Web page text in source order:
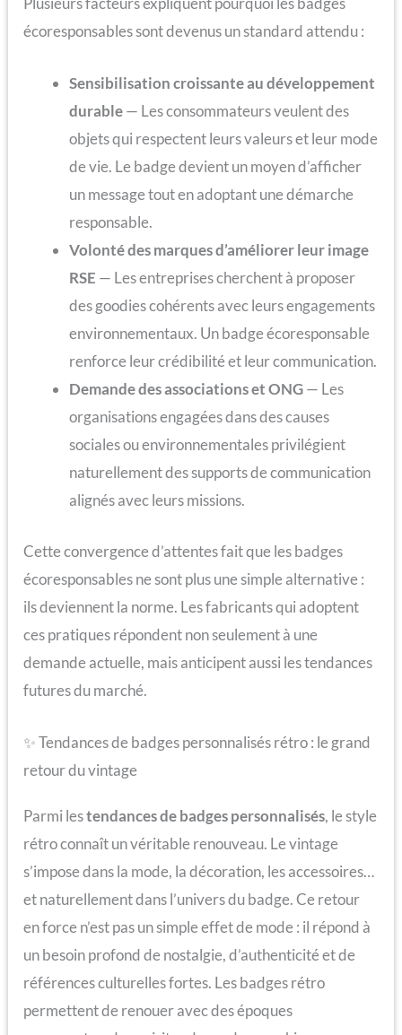
écoresponsables sont devenus un standard attendu :
Sensibilisation croissante au développement
durable— Les consommateurs veulent des
objets qui respectent leurs valeurs et leur mode
de vie. Le badge devient un moyen d’afficher
un message tout en adoptant une démarche
responsable.
Volonté des marques d’améliorer leur image
RSE — Les entreprises cherchent à proposer
des goodies cohérents avec leurs engagements
environnementaux. Un badge écoresponsable
renforce leur crédibilité et leur communication.
Demande des associations et ONG— Les
organisations engagées dans des causes
sociales ou environnementales privilégient
naturellement des supports de communication
alignés avec leurs missions.
Cette convergence d’attentes fait que les badges
écoresponsables ne sont plus une simple alternative :
ils deviennent la norme. Les fabricants qui adoptent
ces pratiques répondent non seulement à une
demande actuelle, mais anticipent aussi les tendances
futures du marché.
✨ Tendances de badges personnalisés rétro : le grand
retour du vintage
Parmi lestendances de badges personnalisés, le style
rétro connaît un véritable renouveau. Le vintage
s’impose dans la mode, la décoration, les accessoires…
et naturellement dans l’univers du badge. Ce retour
en force n’est pas un simple effet de mode : il répond à
un besoin profond de nostalgie, d’authenticité et de
références culturelles fortes. Les badges rétro
permettent de renouer avec des époques